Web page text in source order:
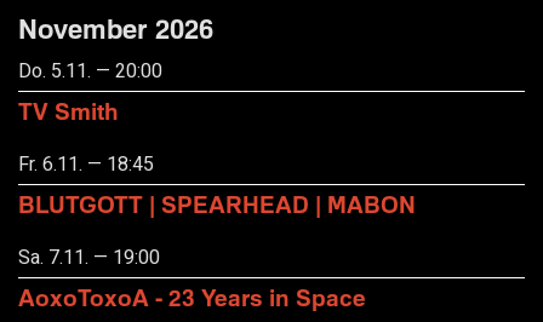
November 2026
Do. 5.11. — 20:00
TV Smith
Fr. 6.11. — 18:45
BLUTGOTT | SPEARHEAD | MABON
Sa. 7.11. — 19:00
AoxoToxoA - 23 Years in Space